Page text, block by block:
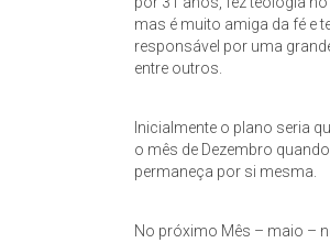
mas é muito amiga da fé e
responsável por uma
entre outros.
Inicialmente o plano seria
o mês de Dezembro
permaneça por si mesma.
No próximo Mês – maio –